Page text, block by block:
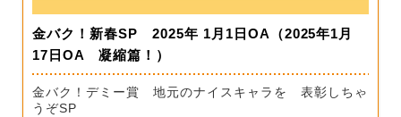
金バク！新春SP 2025年 1月1日OA（2025年1月
17日OA 凝縮篇！）
金バク！デミー賞 地元のナイスキャラを 表彰しちゃ
うぞSP